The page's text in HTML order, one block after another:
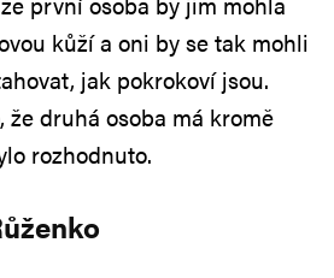
kůží a oni by se tak mohli
jak pokrokoví jsou.
že druhá osoba má kromě
rozhodnuto.